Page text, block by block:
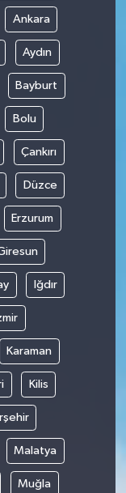
Ankara
Aydın
Bayburt
Bolu
Çankırı
Düzce
Erzurum
Iğdır
Karaman
Kilis
Malatya
Muğla